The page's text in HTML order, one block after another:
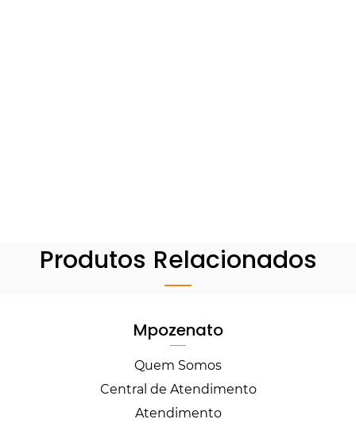
Produtos Relacionados
Mpozenato
Quem Somos
Central de Atendimento
Atendimento